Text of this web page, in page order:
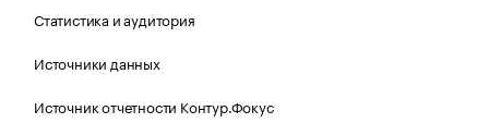
Статистика и аудитория
Источники данных
Источник отчетности Контур.Фокус